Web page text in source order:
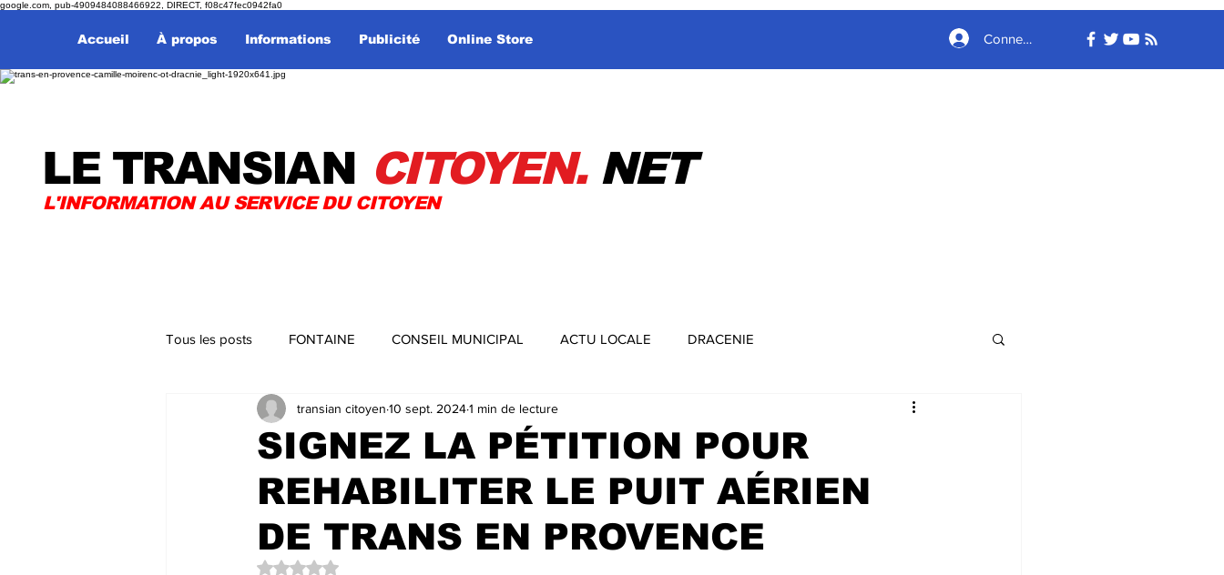
google.com, pub-4909484088466922, DIRECT, f08c47fec0942fa0
Accueil À propos Informations Publicité Online Store Connexion
LE TRANSIAN CITOYEN.NET
L'INFORMATION AU SERVICE DU CITOYEN
Tous les posts FONTAINE CONSEIL MUNICIPAL ACTU LOCALE DRACENIE
LES COULISSES DE L'HÔTEL DE VILLE TA GEULE BEAGLE !
LES LECTEURS NOUS ÉCRIVENT ELECTIONS MUNICIPALES 2025 A LA UNE trasune
SIGNEZ LA PÉTITION POUR
REHABILITER LE PUIT AÉRIEN
DE TRANS EN PROVENCE
transian citoyen 10 sept. 20241 min de lecture
Noté NaN étoiles sur 5.